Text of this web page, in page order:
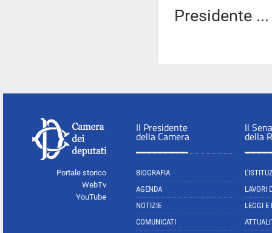
Presidente
Portale storico
WebTv
YouTube
Il Presidente
della Camera
BIOGRAFIA
AGENDA
NOTIZIE
COMUNICATI
Il
della
LAVORI
LEGGI E